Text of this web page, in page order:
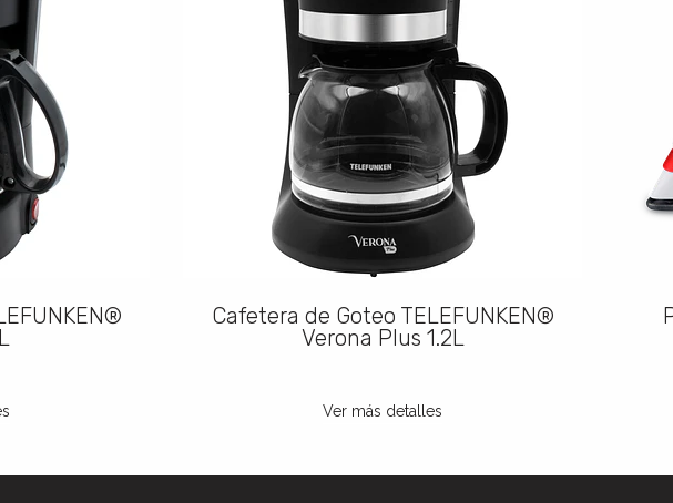
Cafetera de Goteo TELEFUNKEN®
Verona Plus 1.2L
Ver más detalles